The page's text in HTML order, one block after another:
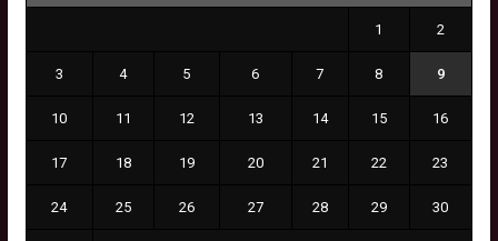
1 2
3 4 5 6 7 8 9
10 11 12 13 14 15 16
17 18 19 20 21 22 23
24 25 26 27 28 29 30